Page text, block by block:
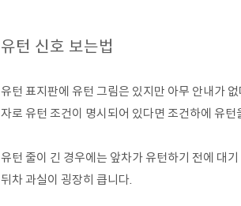
유턴 신호 보는법
유턴 표지판에 유턴 그림은 있지만 아무 안내가
자로 유턴 조건이 명시되어 있다면 조건하에 유턴
유턴 줄이 긴 경우에는 앞차가 유턴하기 전에 대
뒤차 과실이 굉장히 큽니다.